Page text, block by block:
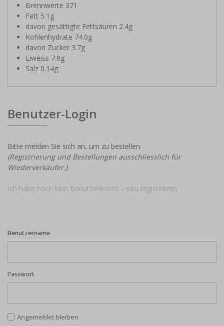
Brennwerte 371
Fett 5.1g
davon gesättigte Fettsäuren 2.4g
Kohlenhydrate 74.0g
davon Zucker 3.7g
Eiweiss 7.8g
Salz 0.14g
Benutzer-Login
Bitte melden Sie sich an, um zu bestellen.
(Registrierung und Bestellungen ausschliesslich für
Wiederverkäufer.)
Ich habe noch kein Benutzerkonto – neu registrieren
Benutzername
Passwort
Angemeldet bleiben